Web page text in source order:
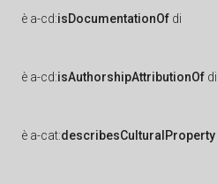
è a-cd:isDocumentationOf di
è a-cd:isAuthorshipAttributionOf di
è a-cat:describesCulturalProperty